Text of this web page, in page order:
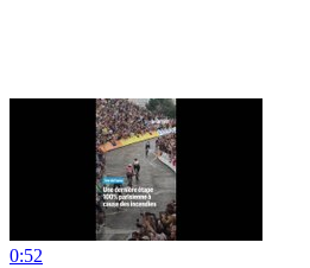
0:52